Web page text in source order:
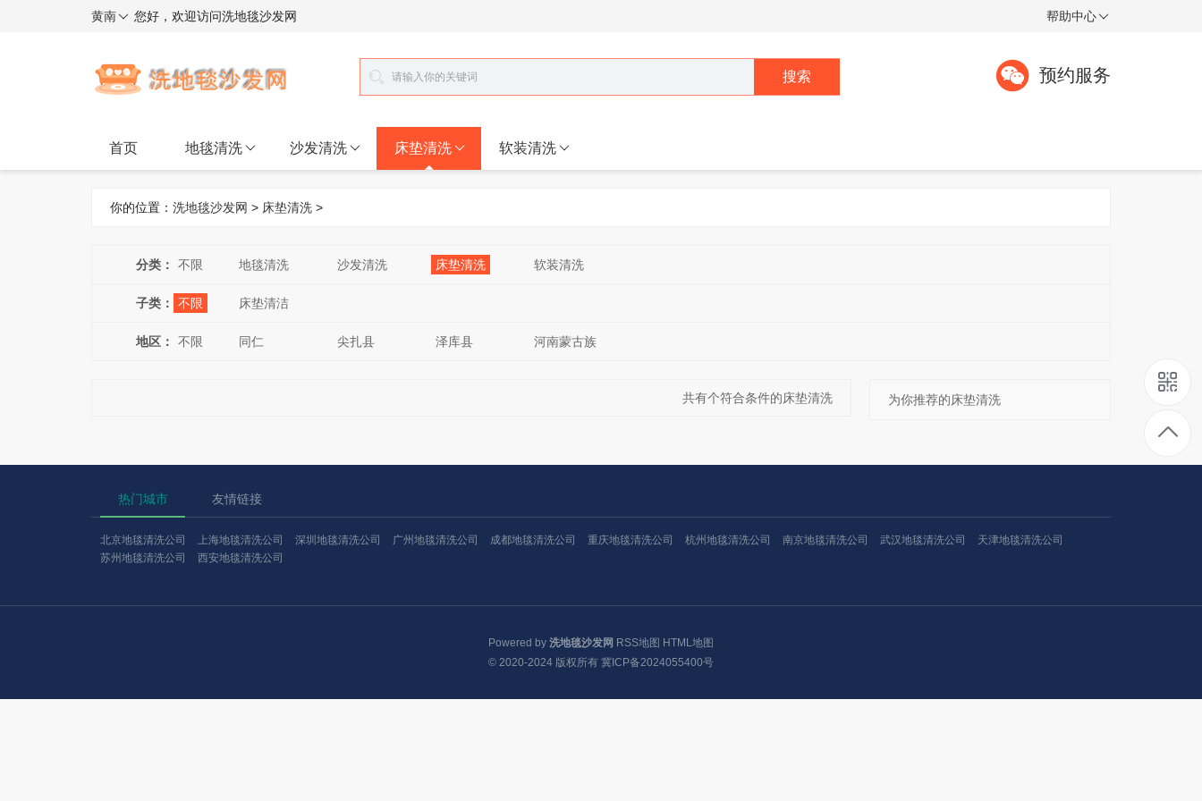
黄南 您好，欢迎访问洗地毯沙发网 帮助中心
搜索 预约服务
首页 地毯清洗 沙发清洗 床垫清洗 软装清洗
你的位置： 洗地毯沙发网 > 床垫清洗 >
分类： 不限 地毯清洗 沙发清洗 床垫清洗 软装清洗
子类： 不限 床垫清洁
地区： 不限 同仁 尖扎县 泽库县 河南蒙古族
共有个符合条件的床垫清洗 为你推荐的床垫清洗
热门城市 友情链接
北京地毯清洗公司 上海地毯清洗公司 深圳地毯清洗公司 广州地毯清洗公司 成都地毯清洗公司 重庆地毯清洗公司 杭州地毯清洗公司 南京地毯清洗公司 武汉地毯清洗公司
天津地毯清洗公司
苏州地毯清洗公司
西安地毯清洗公司
Powered by 洗地毯沙发网 RSS地图 HTML地图
© 2020-2024 版权所有 冀ICP备2024055400号